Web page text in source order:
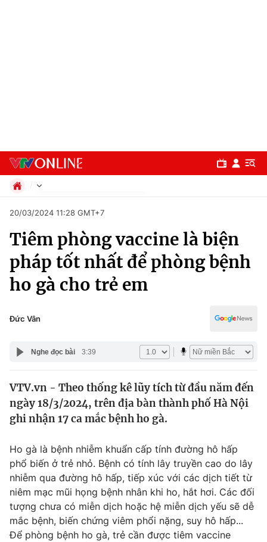
Chuyên mục
Chính trị
Thế giới
Thế giới đó đây
Câu chuyện quốc tế
Kinh tế
Tài chính
Thị trường
Góc doanh nghiệp
Dữ liệu và đời sống
Truyền hình
Phim VTV
Xã hội
Pháp luật
Kinh tế
Thể thao
Truyền hình
Văn hóa - Giải trí
Giáo dục
20/03/2024 11:28 GMT+7
Tiêm phòng vaccine là biện
pháp tốt nhất để phòng bệnh
ho gà cho trẻ em
Đức Vân
Nghe đọc bài 3:39
VTV.vn - Theo thống kê lũy tích từ đầu năm đến
ngày 18/3/2024, trên địa bàn thành phố Hà Nội
ghi nhận 17 ca mắc bệnh ho gà.
Ho gà là bệnh nhiễm khuẩn cấp tính đường hô hấp
phổ biến ở trẻ nhỏ. Bệnh có tính lây truyền cao do lây
nhiễm qua đường hô hấp, tiếp xúc với các dịch tiết từ
niêm mạc mũi họng bệnh nhân khi ho, hắt hơi. Các đối
tượng chưa có miễn dịch hoặc hệ miễn dịch yếu sẽ dễ
mắc bệnh, biến chứng viêm phổi nặng, suy hô hấp...
Để phòng bệnh ho gà, trẻ cần được tiêm vaccine